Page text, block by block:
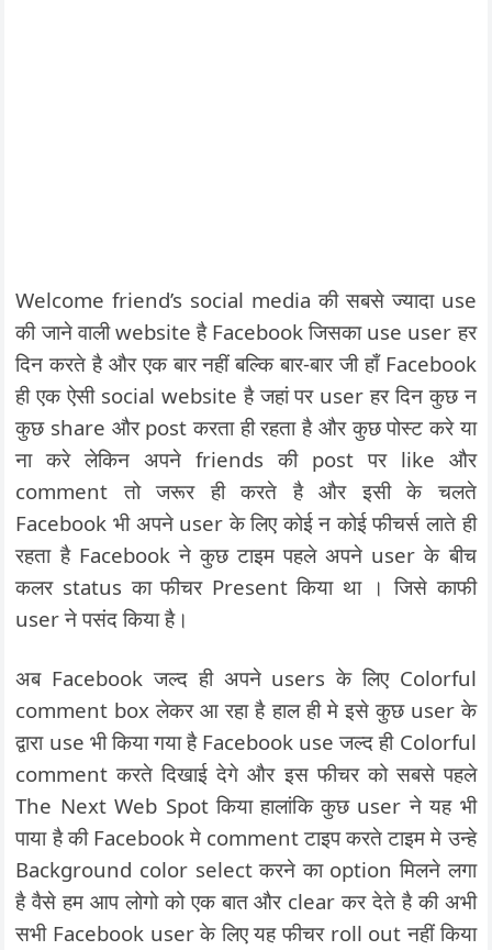
Welcome friend’s social media की सबसे ज्यादा use
की जाने वाली website है Facebook जिसका use user हर
दिन करते है और एक बार नहीं बल्कि बार-बार जी हाँ Facebook
ही एक ऐसी social website है जहां पर user हर दिन कुछ न
कुछ share और post करता ही रहता है और कुछ पोस्ट करे या
ना करे लेकिन अपने friends की post पर like और
comment तो जरूर ही करते है और इसी के चलते
Facebook भी अपने user के लिए कोई न कोई फीचर्स लाते ही
रहता है Facebook ने कुछ टाइम पहले अपने user के बीच
कलर status का फीचर Present किया था । जिसे काफी
user ने पसंद किया है।
अब Facebook जल्द ही अपने users के लिए Colorful
comment box लेकर आ रहा है हाल ही मे इसे कुछ user के
द्वारा use भी किया गया है Facebook use जल्द ही Colorful
comment करते दिखाई देगे और इस फीचर को सबसे पहले
The Next Web Spot किया हालांकि कुछ user ने यह भी
पाया है की Facebook मे comment टाइप करते टाइम मे उन्हे
Background color select करने का option मिलने लगा
है वैसे हम आप लोगो को एक बात और clear कर देते है की अभी
सभी Facebook user के लिए यह फीचर roll out नहीं किया